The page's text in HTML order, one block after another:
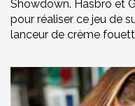
Showdown. Hasbro et
pour réaliser ce jeu de
lanceur de crème